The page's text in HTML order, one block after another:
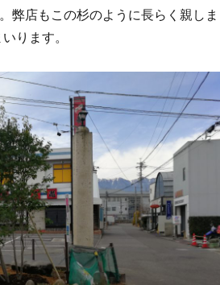
弊店もこの杉のように長らく親しま
ります。